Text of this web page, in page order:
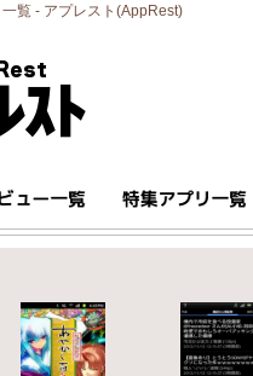
覧 - アプレスト(AppRest)